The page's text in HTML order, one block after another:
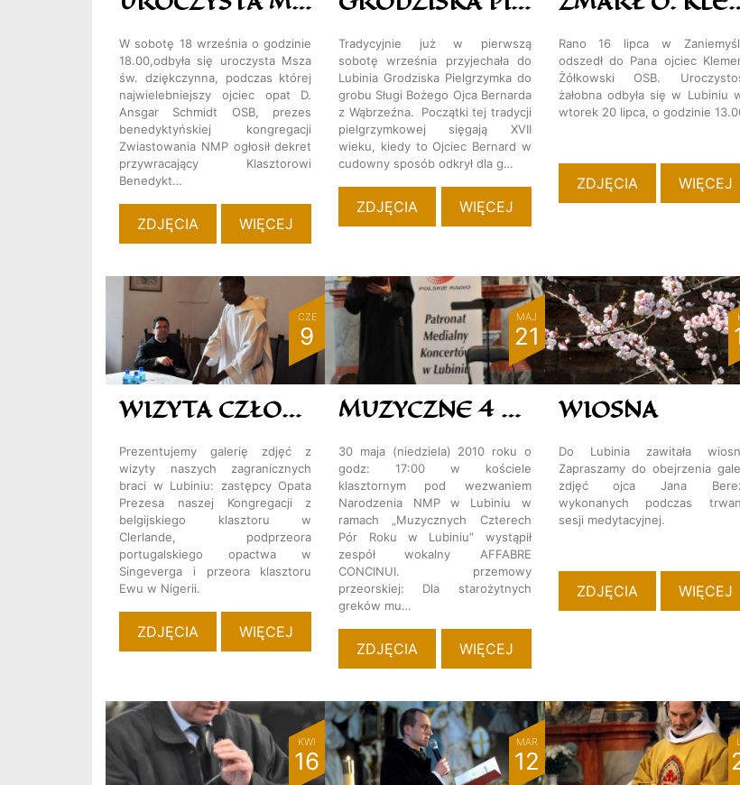
W sobotę 18 września o godzinie
18.00,odbyła się uroczysta Msza
św. dziękczynna, podczas której
najwielebniejszy ojciec opat D.
Ansgar Schmidt OSB, prezes
benedyktyńskiej kongregacji
Zwiastowania NMP ogłosił dekret
przywracający Klasztorowi
Benedykt…
WIĘCEJ
ZDJĘCIA
Tradycyjnie już w pierwszą
sobotę września przyjechała do
Lubinia Grodziska Pielgrzymka do
grobu Sługi Bożego Ojca Bernarda
z Wąbrzeźna. Początki tej tradycji
pielgrzymkowej sięgają XVII
wieku, kiedy to Ojciec Bernard w
cudowny sposób odkrył dla g…
WIĘCEJ
ZDJĘCIA
Rano 16 lipca w
odszedł do Pana ojciec
Żółkowski OSB.
żałobna odbyła się w Lubiniu
wtorek 20 lipca, o godzinie
WIĘCEJ
ZDJĘCIA
CZE
9
WIZYTA CZŁONKÓW RADY PREZESA
Prezentujemy galerię zdjęć z
wizyty naszych zagranicznych
braci w Lubiniu: zastępcy Opata
Prezesa naszej Kongregacji z
belgijskiego klasztoru w
Clerlande, podprzeora
portugalskiego opactwa w
Singeverga i przeora klasztoru
Ewu w Nigerii.
WIĘCEJ
ZDJĘCIA
MAJ
21
MUZYCZNE 4 PORY ROKU W LUBINIU
30 maja (niedziela) 2010 roku o
godz: 17:00 w kościele
klasztornym pod wezwaniem
Narodzenia NMP w Lubiniu w
ramach „Muzycznych Czterech
Pór Roku w Lubiniu” wystąpił
zespół wokalny AFFABRE
CONCINUI. przemowy
przeorskiej: Dla starożytnych
greków mu…
WIĘCEJ
ZDJĘCIA
WIOSNA
Do Lubinia zawitała
Zapraszamy do obejrzenia
zdjęć ojca Jana
wykonanych podczas
sesji medytacyjnej.
WIĘCEJ
ZDJĘCIA
KWI
16
MAR
12